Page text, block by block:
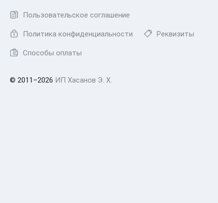
Пользовательское соглашение
Политика конфиденциальности Реквизиты
Способы оплаты
© 2011–2026 ИП Хасанов Э. Х.